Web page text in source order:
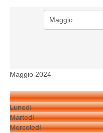
Maggio 2024
Lunedì
Martedì
Mercoledì